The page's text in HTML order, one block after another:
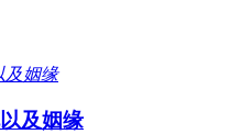
及姻缘